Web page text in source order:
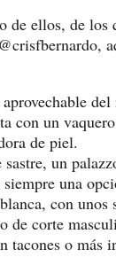
de ellos, de los
con un
de piel.
un
una
con
de corte
tacones o más